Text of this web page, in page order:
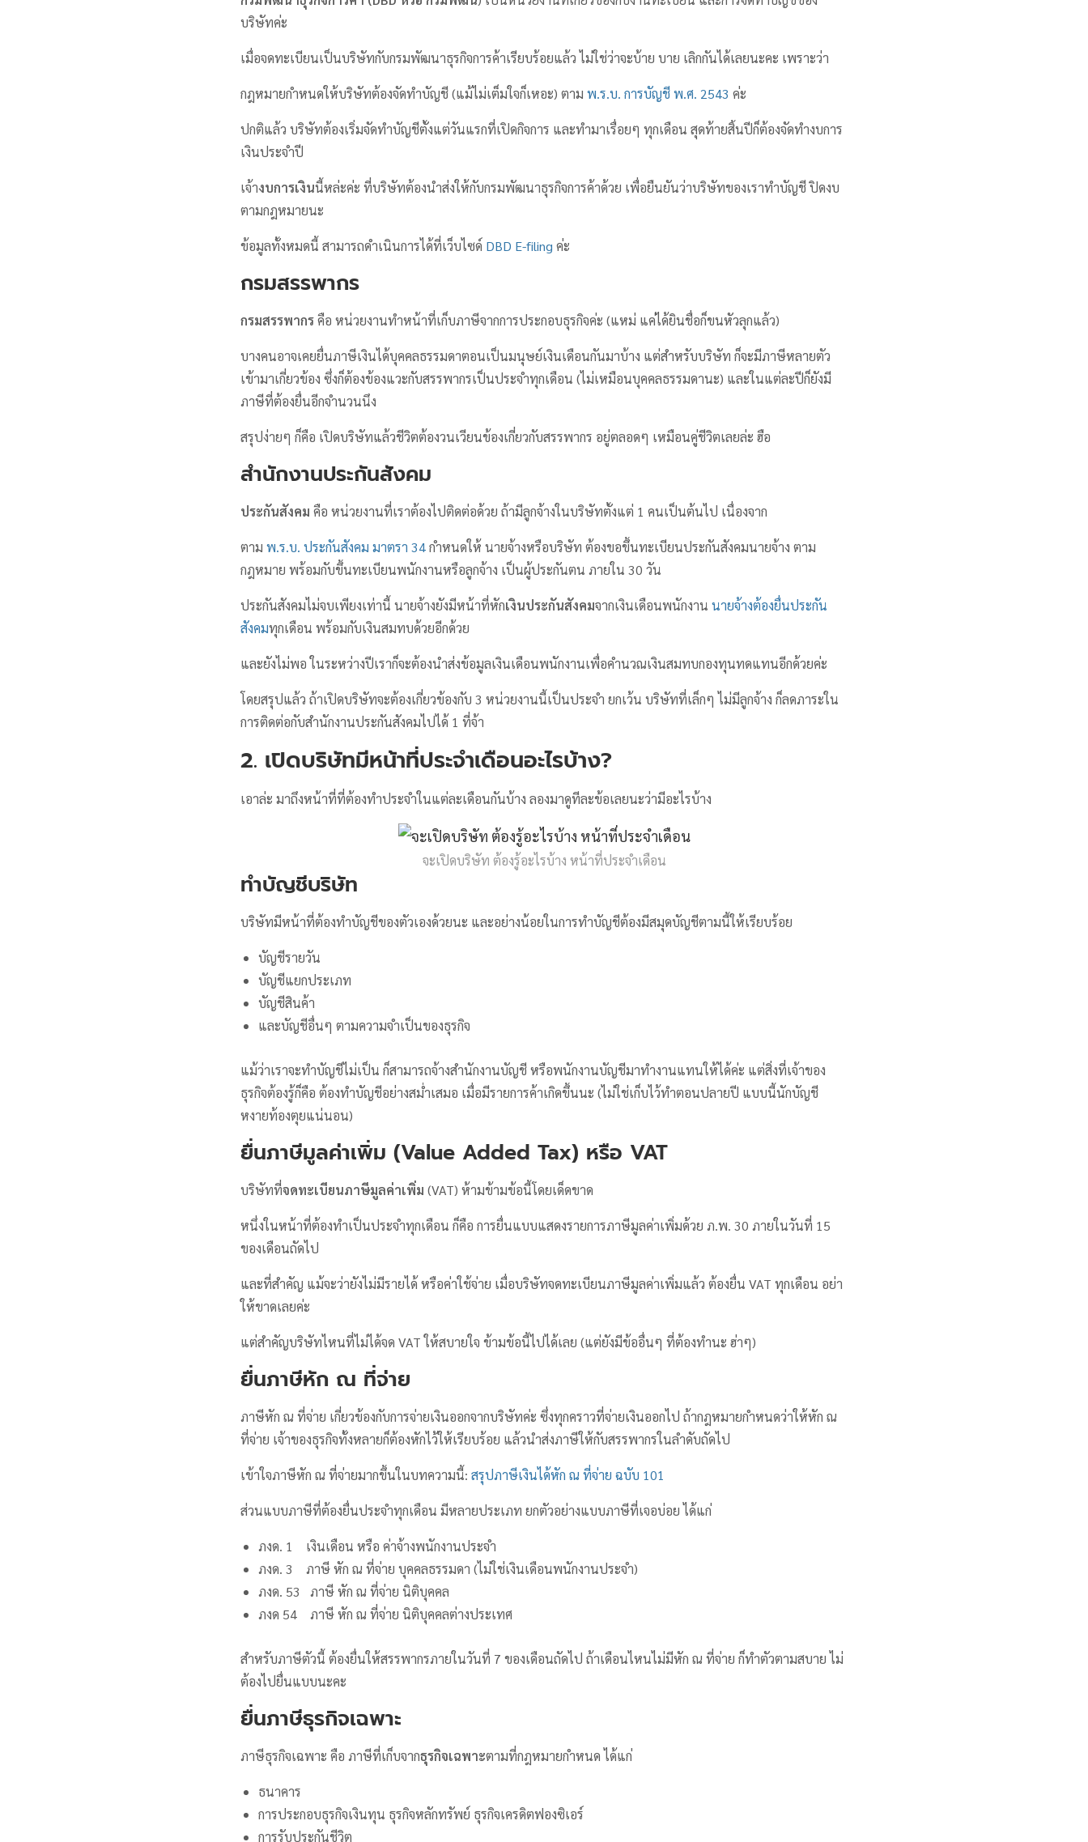
บริษัทค่ะ
เมื่อจดทะเบียนเป็นบริษัทกับกรมพัฒนาธุรกิจการค้าเรียบร้อยแล้ว ไม่ใช่ว่าจะบ้าย บาย เลิกกันได้เลยนะคะ เพราะว่า
กฎหมายกำหนดให้บริษัทต้องจัดทำบัญชี (แม้ไม่เต็มใจก็เหอะ) ตาม พ.ร.บ. การบัญชี พ.ศ. 2543 ค่ะ
ปกติแล้ว บริษัทต้องเริ่มจัดทำบัญชีตั้งแต่วันแรกที่เปิดกิจการ และทำมาเรื่อยๆ ทุกเดือน สุดท้ายสิ้นปีก็ต้องจัดทำงบการ
เงินประจำปี
เจ้างบการเงินนี้หล่ะค่ะ ที่บริษัทต้องนำส่งให้กับกรมพัฒนาธุรกิจการค้าด้วย เพื่อยืนยันว่าบริษัทของเราทำบัญชี ปิดงบ
ตามกฎหมายนะ
ข้อมูลทั้งหมดนี้ สามารถดำเนินการได้ที่เว็บไซด์ DBD E-filing ค่ะ
กรมสรรพากร
กรมสรรพากรคือ หน่วยงานทำหน้าที่เก็บภาษีจากการประกอบธุรกิจค่ะ (แหม่ แค่ได้ยินชื่อก็ขนหัวลุกแล้ว)
บางคนอาจเคยยื่นภาษีเงินได้บุคคลธรรมดาตอนเป็นมนุษย์เงินเดือนกันมาบ้าง แต่สำหรับบริษัท ก็จะมีภาษีหลายตัว
เข้ามาเกี่ยวข้อง ซึ่งก็ต้องข้องแวะกับสรรพากรเป็นประจำทุกเดือน (ไม่เหมือนบุคคลธรรมดานะ) และในแต่ละปีก็ยังมี
ภาษีที่ต้องยื่นอีกจำนวนนึง
สรุปง่ายๆ ก็คือ เปิดบริษัทแล้วชีวิตต้องวนเวียนข้องเกี่ยวกับสรรพากร อยู่ตลอดๆ เหมือนคู่ชีวิตเลยล่ะ ฮือ
สำนักงานประกันสังคม
ประกันสังคม คือ หน่วยงานที่เราต้องไปติดต่อด้วย ถ้ามีลูกจ้างในบริษัทตั้งแต่ 1 คนเป็นต้นไป เนื่องจาก
ตาม พ.ร.บ. ประกันสังคม มาตรา 34กำหนดให้ นายจ้างหรือบริษัท ต้องขอขึ้นทะเบียนประกันสังคมนายจ้าง ตาม
กฎหมาย พร้อมกับขึ้นทะเบียนพนักงานหรือลูกจ้าง เป็นผู้ประกันตน ภายใน 30 วัน
ประกันสังคมไม่จบเพียงเท่านี้ นายจ้างยังมีหน้าที่หักเงินประกันสังคมจากเงินเดือนพนักงาน นายจ้างต้องยื่นประกัน
สังคมทุกเดือน พร้อมกับเงินสมทบด้วยอีกด้วย
และยังไม่พอ ในระหว่างปีเราก็จะต้องนำส่งข้อมูลเงินเดือนพนักงานเพื่อคำนวณเงินสมทบกองทุนทดแทนอีกด้วยค่ะ
โดยสรุปแล้ว ถ้าเปิดบริษัทจะต้องเกี่ยวข้องกับ 3 หน่วยงานนี้เป็นประจำ ยกเว้น บริษัทที่เล็กๆ ไม่มีลูกจ้าง ก็ลดภาระใน
การติดต่อกับสำนักงานประกันสังคมไปได้ 1 ที่จ้า
2. เปิดบริษัทมีหน้าที่ประจำเดือนอะไรบ้าง?
เอาล่ะ มาถึงหน้าที่ที่ต้องทำประจำในแต่ละเดือนกันบ้าง ลองมาดูทีละข้อเลยนะว่ามีอะไรบ้าง
จะเปิดบริษัท ต้องรู้อะไรบ้าง หน้าที่ประจำเดือน
ทำบัญชีบริษัท
บริษัทมีหน้าที่ต้องทำบัญชีของตัวเองด้วยนะ และอย่างน้อยในการทำบัญชีต้องมีสมุดบัญชีตามนี้ให้เรียบร้อย
บัญชีรายวัน
บัญชีแยกประเภท
บัญชีสินค้า
และบัญชีอื่นๆ ตามความจำเป็นของธุรกิจ
แม้ว่าเราจะทำบัญชีไม่เป็น ก็สามารถจ้างสำนักงานบัญชี หรือพนักงานบัญชีมาทำงานแทนให้ได้ค่ะ แต่สิ่งที่เจ้าของ
ธุรกิจต้องรู้ก็คือ ต้องทำบัญชีอย่างสม่ำเสมอ เมื่อมีรายการค้าเกิดขึ้นนะ (ไม่ใช่เก็บไว้ทำตอนปลายปี แบบนี้นักบัญชี
หงายท้องตุยแน่นอน)
ยื่นภาษีมูลค่าเพิ่ม (Value Added Tax) หรือ VAT
บริษัทที่จดทะเบียนภาษีมูลค่าเพิ่ม (VAT) ห้ามข้ามข้อนี้โดยเด็ดขาด
หนึ่งในหน้าที่ต้องทำเป็นประจำทุกเดือน ก็คือ การยื่นแบบแสดงรายการภาษีมูลค่าเพิ่มด้วย ภ.พ. 30 ภายในวันที่ 15
ของเดือนถัดไป
และที่สำคัญ แม้จะว่ายังไม่มีรายได้ หรือค่าใช้จ่าย เมื่อบริษัทจดทะเบียนภาษีมูลค่าเพิ่มแล้ว ต้องยื่น VAT ทุกเดือน อย่า
ให้ขาดเลยค่ะ
แต่สำคัญบริษัทไหนที่ไม่ได้จด VAT ให้สบายใจ ข้ามข้อนี้ไปได้เลย (แต่ยังมีข้ออื่นๆ ที่ต้องทำนะ ฮ่าๆ)
ยื่นภาษีหัก ณ ที่จ่าย
ภาษีหัก ณ ที่จ่าย เกี่ยวข้องกับการจ่ายเงินออกจากบริษัทค่ะ ซึ่งทุกคราวที่จ่ายเงินออกไป ถ้ากฎหมายกำหนดว่าให้หัก ณ
ที่จ่าย เจ้าของธุรกิจทั้งหลายก็ต้องหักไว้ให้เรียบร้อย แล้วนำส่งภาษีให้กับสรรพากรในลำดับถัดไป
เข้าใจภาษีหัก ณ ที่จ่ายมากขึ้นในบทความนี้: สรุปภาษีเงินได้หัก ณ ที่จ่าย ฉบับ 101
ส่วนแบบภาษีที่ต้องยื่นประจำทุกเดือน มีหลายประเภท ยกตัวอย่างแบบภาษีที่เจอบ่อย ได้แก่
ภงด. 1 เงินเดือน หรือ ค่าจ้างพนักงานประจำ
ภงด. 3 ภาษี หัก ณ ที่จ่าย บุคคลธรรมดา (ไม่ใช่เงินเดือนพนักงานประจำ)
ภงด. 53 ภาษี หัก ณ ที่จ่าย นิติบุคคล
ภงด 54 ภาษี หัก ณ ที่จ่าย นิติบุคคลต่างประเทศ
สำหรับภาษีตัวนี้ ต้องยื่นให้สรรพากรภายในวันที่ 7 ของเดือนถัดไป ถ้าเดือนไหนไม่มีหัก ณ ที่จ่าย ก็ทำตัวตามสบาย ไม่
ต้องไปยื่นแบบนะคะ
ยื่นภาษีธุรกิจเฉพาะ
ภาษีธุรกิจเฉพาะ คือ ภาษีที่เก็บจากธุรกิจเฉพาะตามที่กฎหมายกำหนด ได้แก่
ธนาคาร
การประกอบธุรกิจเงินทุน ธุรกิจหลักทรัพย์ ธุรกิจเครดิตฟองซิเอร์
การรับประกันชีวิต